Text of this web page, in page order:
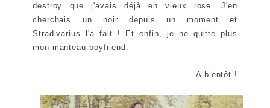
destroy que j'avais déjà en vieux rose. J'en
cherchais un noir depuis un moment et
Stradivarius l'a fait ! Et enfin, je ne quitte plus
mon manteau boyfriend.
A bientôt !